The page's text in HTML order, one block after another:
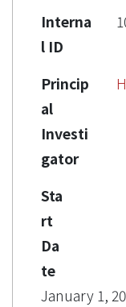
Interna
l ID
Princip
al
Investi
gator
Sta
rt
Da
te
January 1,